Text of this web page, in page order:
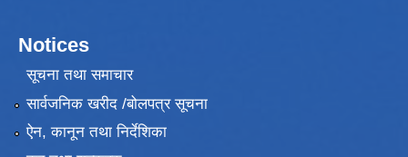
Notices
सूचना तथा समाचार
सार्वजनिक खरीद /बोलपत्र सूचना
ऐन, कानून तथा निर्देशिका